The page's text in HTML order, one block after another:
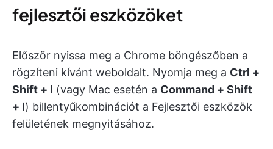
fejlesztői eszközöket
Először nyissa meg a Chrome böngészőben a
rögzíteni kívánt weboldalt. Nyomja meg a Ctrl +
Shift + I (vagy Mac esetén a Command + Shift
+ I) billentyűkombinációt a Fejlesztői eszközök
felületének megnyitásához.